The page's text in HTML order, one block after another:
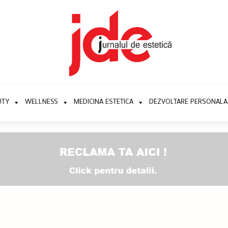
WELLNESS MEDICINA ESTETICA DEZVOLTARE PERSONALA